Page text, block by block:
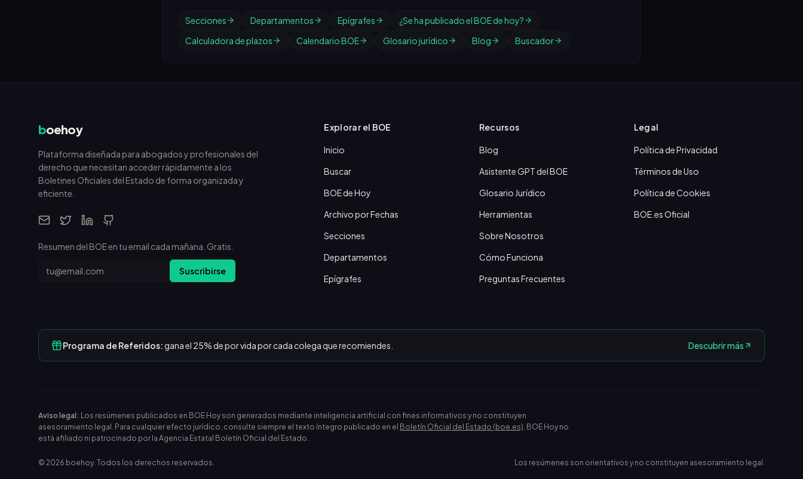
Secciones Departamentos Epígrafes
¿Se ha publicado el BOE de hoy?
Calculadora de plazos
Calendario BOE Glosario jurídico Blog Buscador
boehoy
Plataforma diseñada para abogados y profesionales del
derecho que necesitan acceder rápidamente a los
Boletines Oficiales del Estado de forma organizada y
eficiente.
Resumen del BOE en tu email cada mañana. Gratis.
Email Suscribirse
Explorar el BOE
Inicio
Buscar
BOE de Hoy
Archivo por Fechas
Secciones
Departamentos
Epígrafes
Recursos
Blog
Asistente GPT del BOE
Glosario Jurídico
Herramientas
Sobre Nosotros
Cómo Funciona
Preguntas Frecuentes
Legal
Política de Privacidad
Términos de Uso
Política de Cookies
BOE.es Oficial
Programa de Referidos:gana el 25% de por vida por cada colega que recomiendes. Descubrir más
Aviso legal: Los resúmenes publicados en BOE Hoy son generados mediante inteligencia artificial con fines informativos y no constituyen
asesoramiento legal. Para cualquier efecto jurídico, consulte siempre el texto íntegro publicado en el Boletín Oficial del Estado (boe.es). BOE Hoy no
está afiliado ni patrocinado por la Agencia Estatal Boletín Oficial del Estado.
© 2026 boehoy. Todos los derechos reservados. Los resúmenes son orientativos y no constituyen asesoramiento legal.